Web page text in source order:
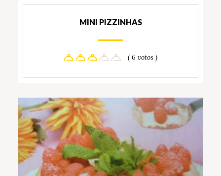
MINI PIZZINHAS
( 6 votos )